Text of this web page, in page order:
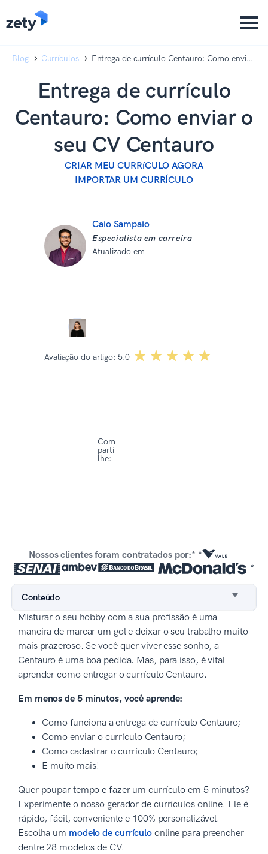
Blog Currículos
Entrega de currículo Centauro: Como enviar
Entrega de currículo
Centauro: Como enviar o
seu CV Centauro
CRIAR MEU CURRíCULO AGORA
IMPORTAR UM CURRÍCULO
Caio Sampaio
Especialista em carreira
Atualizado em
Avaliação do artigo: 5.0 ☆☆☆☆☆
★★★★★
Com
parti
lhe:
Nossos clientes foram contratados por:* *
*
Conteúdo
Misturar o seu hobby com a sua profissão é uma
maneira de marcar um gol e deixar o seu trabalho muito
mais prazeroso. Se você quer viver esse sonho, a
Centauro é uma boa pedida. Mas, para isso, é vital
aprender como entregar o currículo Centauro.
Em menos de 5 minutos, você aprende:
Como funciona a entrega de currículo Centauro;
Como enviar o currículo Centauro;
Como cadastrar o currículo Centauro;
E muito mais!
Quer poupar tempo e fazer um currículo em 5 minutos?
Experimente o nosso gerador de currículos online. Ele é
rápido, fácil, conveniente e 100% personalizável.
Escolha um modelo de currículo online para preencher
dentre 28 modelos de CV.